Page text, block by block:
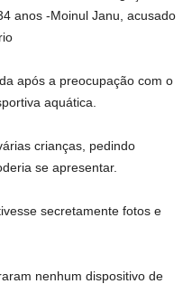
anos -Moinul Janu, acusado
após a preocupação com o
aquática.
crianças, pedindo
se apresentar.
secretamente fotos e
nenhum dispositivo de